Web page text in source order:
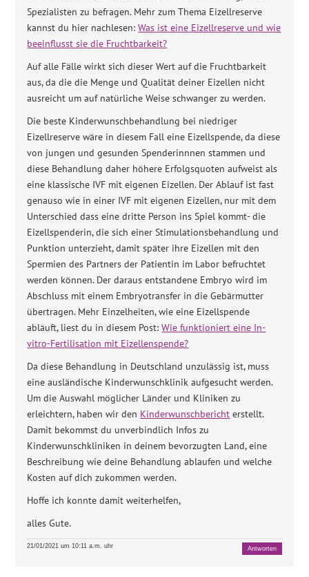
Spezialisten zu befragen. Mehr zum Thema Eizellreserve
kannst du hier nachlesen:Was ist eine Eizellreserve und wie
beeinflusst sie die Fruchtbarkeit?
Auf alle Fälle wirkt sich dieser Wert auf die Fruchtbarkeit
aus, da die die Menge und Qualität deiner Eizellen nicht
ausreicht um auf natürliche Weise schwanger zu werden.
Die beste Kinderwunschbehandlung bei niedriger
Eizellreserve wäre in diesem Fall eine Eizellspende, da diese
von jungen und gesunden Spenderinnnen stammen und
diese Behandlung daher höhere Erfolgsquoten aufweist als
eine klassische IVF mit eigenen Eizellen. Der Ablauf ist fast
genauso wie in einer IVF mit eigenen Eizellen, nur mit dem
Unterschied dass eine dritte Person ins Spiel kommt- die
Eizellspenderin, die sich einer Stimulationsbehandlung und
Punktion unterzieht, damit später ihre Eizellen mit den
Spermien des Partners der Patientin im Labor befruchtet
werden können. Der daraus entstandene Embryo wird im
Abschluss mit einem Embryotransfer in die Gebärmutter
übertragen. Mehr Einzelheiten, wie eine Eizellspende
abläuft, liest du in diesem Post:Wie funktioniert eine In-
vitro-Fertilisation mit Eizellenspende?
Da diese Behandlung in Deutschland unzulässig ist, muss
eine ausländische Kinderwunschklinik aufgesucht werden.
Um die Auswahl möglicher Länder und Kliniken zu
erleichtern, haben wir den Kinderwunschbericht erstellt.
Damit bekommst du unverbindlich Infos zu
Kinderwunschkliniken in deinem bevorzugten Land, eine
Beschreibung wie deine Behandlung ablaufen und welche
Kosten auf dich zukommen werden.
Hoffe ich konnte damit weiterhelfen,
alles Gute.
21/01/2021 um 10:11 a.m. uhr Antworten